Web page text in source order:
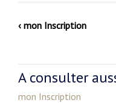
‹ mon Inscription
A consulter
mon Inscription